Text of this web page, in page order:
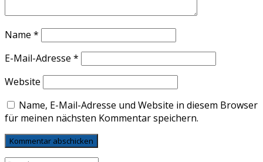
Name *
E-Mail-Adresse *
Website
Name, E-Mail-Adresse und Website in diesem Browser
für meinen nächsten Kommentar speichern.